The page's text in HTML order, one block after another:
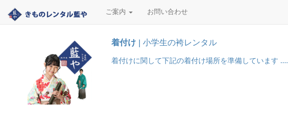
ご案内 お問い合わせ
着付け | 小学生の袴レンタル
着付けに関して下記の着付け場所を準備しています ....